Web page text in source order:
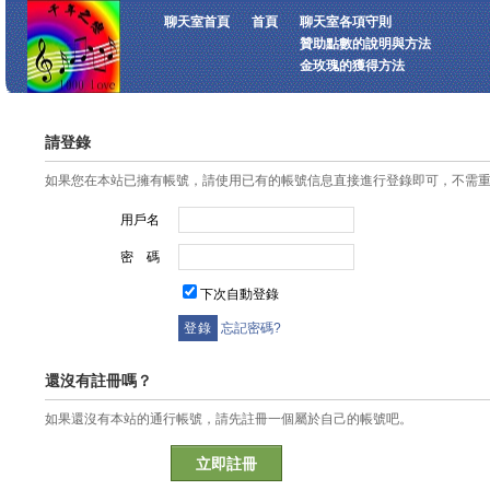
聊天室首頁 首頁
聊天室各項守則
贊助點數的說明與方法
金玫瑰的獲得方法
請登錄
如果您在本站已擁有帳號，請使用已有的帳號信息直接進行登錄即可，不需
用戶名
密 碼
下次自動登錄
忘記密碼?
還沒有註冊嗎？
如果還沒有本站的通行帳號，請先註冊一個屬於自己的帳號吧。
立即註冊